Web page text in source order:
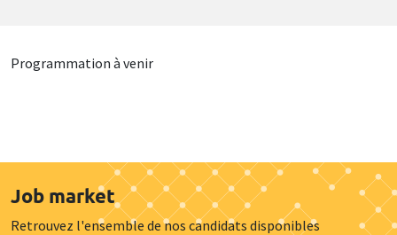
Programmation à venir
Job market
Retrouvez l'ensemble de nos candidats disponibles